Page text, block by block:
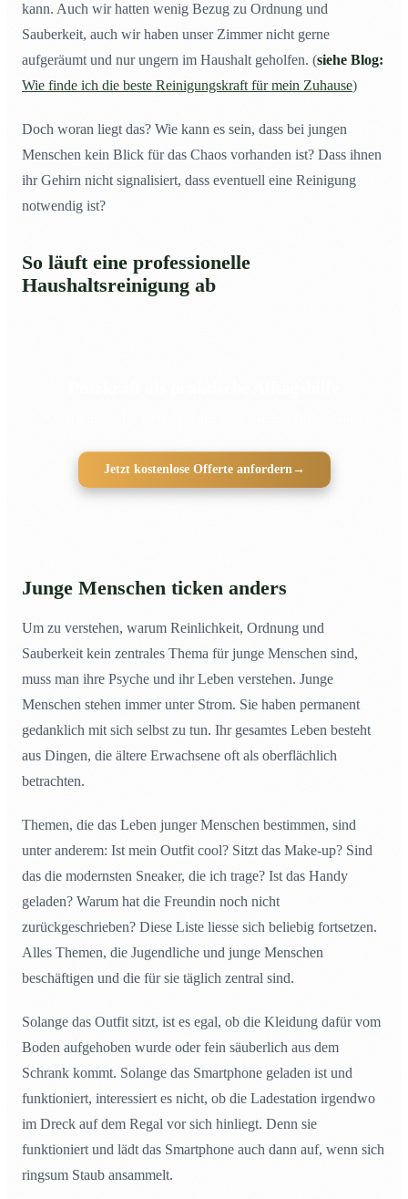
kann. Auch wir hatten wenig Bezug zu Ordnung und
Sauberkeit, auch wir haben unser Zimmer nicht gerne
aufgeräumt und nur ungern im Haushalt geholfen. (siehe Blog:
Wie finde ich die beste Reinigungskraft für mein Zuhause)
Doch woran liegt das? Wie kann es sein, dass bei jungen
Menschen kein Blick für das Chaos vorhanden ist? Dass ihnen
ihr Gehirn nicht signalisiert, dass eventuell eine Reinigung
notwendig ist?
So läuft eine professionelle
Haushaltsreinigung ab
Jetzt kostenlose Offerte anfordern→
Junge Menschen ticken anders
Um zu verstehen, warum Reinlichkeit, Ordnung und
Sauberkeit kein zentrales Thema für junge Menschen sind,
muss man ihre Psyche und ihr Leben verstehen. Junge
Menschen stehen immer unter Strom. Sie haben permanent
gedanklich mit sich selbst zu tun. Ihr gesamtes Leben besteht
aus Dingen, die ältere Erwachsene oft als oberflächlich
betrachten.
Themen, die das Leben junger Menschen bestimmen, sind
unter anderem: Ist mein Outfit cool? Sitzt das Make-up? Sind
das die modernsten Sneaker, die ich trage? Ist das Handy
geladen? Warum hat die Freundin noch nicht
zurückgeschrieben? Diese Liste liesse sich beliebig fortsetzen.
Alles Themen, die Jugendliche und junge Menschen
beschäftigen und die für sie täglich zentral sind.
Solange das Outfit sitzt, ist es egal, ob die Kleidung dafür vom
Boden aufgehoben wurde oder fein säuberlich aus dem
Schrank kommt. Solange das Smartphone geladen ist und
funktioniert, interessiert es nicht, ob die Ladestation irgendwo
im Dreck auf dem Regal vor sich hinliegt. Denn sie
funktioniert und lädt das Smartphone auch dann auf, wenn sich
ringsum Staub ansammelt.